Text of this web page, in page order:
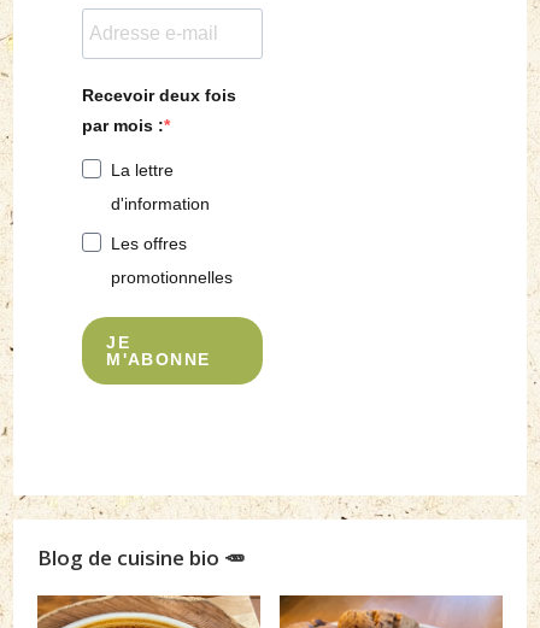
Recevoir deux fois
par mois :
La lettre
d'information
Les offres
promotionnelles
JE
M'ABONNE
Blog de cuisine bio 🥕